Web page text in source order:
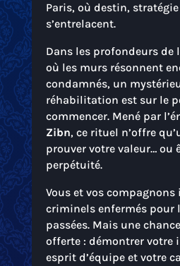
Paris, où destin,
s’entrelacent.
Dans les profondeurs de
où les murs résonnent
condamnés, un
réhabilitation est sur le
commencer. Mené par
Zibn, ce rituel n’offre
prouver votre valeur… ou
perpétuité.
Vous et vos compagnons
criminels enfermés pour
passées. Mais une
offerte : démontrer votre
esprit d’équipe et votre